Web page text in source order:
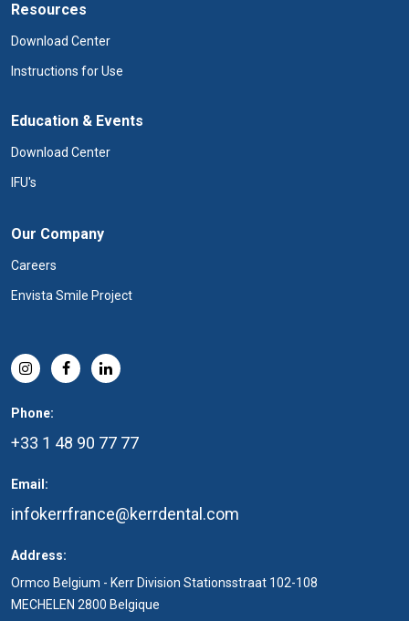
Resources
Download Center
Instructions for Use
Education & Events
Download Center
IFU's
Our Company
Careers
Envista Smile Project
Phone:
+33 1 48 90 77 77
Email:
infokerrfrance@kerrdental.com
Address:
Ormco Belgium - Kerr Division Stationsstraat 102-108
MECHELEN 2800 Belgique